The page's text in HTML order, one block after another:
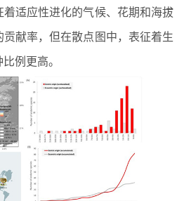
适应性进化的气候、花期和海拔
献率，但在散点图中，表征着生
例更高。